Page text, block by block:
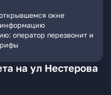
окне
информацию
оператор перезвонит и
на ул Нестерова